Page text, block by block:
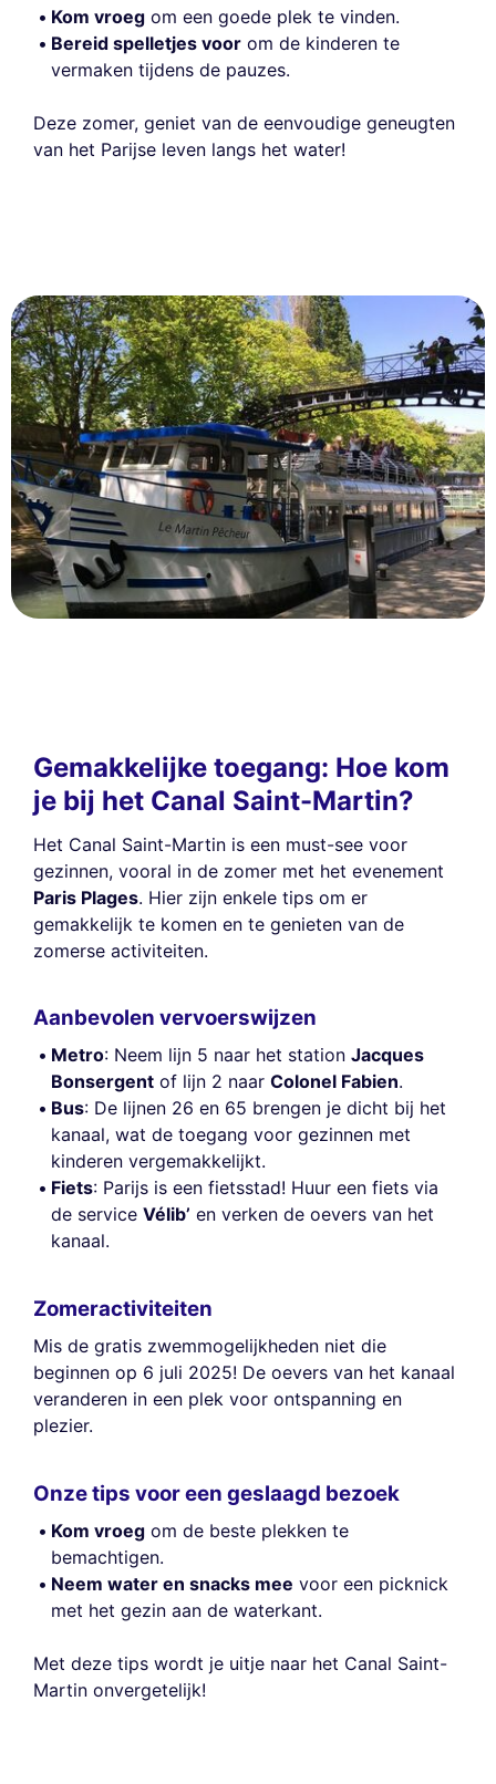
Kom vroeg om een goede plek te vinden.
Bereid spelletjes voor om de kinderen te
vermaken tijdens de pauzes.
Deze zomer, geniet van de eenvoudige geneugten
van het Parijse leven langs het water!
Gemakkelijke toegang: Hoe kom
je bij het Canal Saint-Martin?
Het Canal Saint-Martin is een must-see voor
gezinnen, vooral in de zomer met het evenement
Paris Plages. Hier zijn enkele tips om er
gemakkelijk te komen en te genieten van de
zomerse activiteiten.
Aanbevolen vervoerswijzen
Metro: Neem lijn 5 naar het station Jacques
Bonsergent of lijn 2 naar Colonel Fabien.
Bus: De lijnen 26 en 65 brengen je dicht bij het
kanaal, wat de toegang voor gezinnen met
kinderen vergemakkelijkt.
Fiets: Parijs is een fietsstad! Huur een fiets via
de service Vélib’ en verken de oevers van het
kanaal.
Zomeractiviteiten
Mis de gratis zwemmogelijkheden niet die
beginnen op 6 juli 2025! De oevers van het kanaal
veranderen in een plek voor ontspanning en
plezier.
Onze tips voor een geslaagd bezoek
Kom vroeg om de beste plekken te
bemachtigen.
Neem water en snacks mee voor een picknick
met het gezin aan de waterkant.
Met deze tips wordt je uitje naar het Canal Saint-
Martin onvergetelijk!